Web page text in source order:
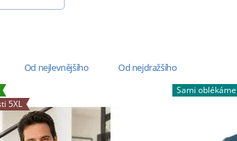
Od nejlevnějšího Od nejdražšího
5XL
Sami oblékáme